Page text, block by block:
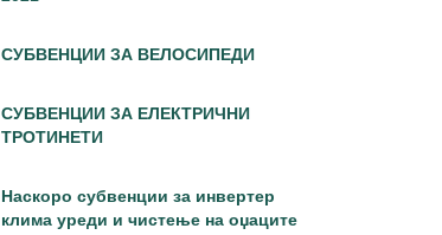
СУБВЕНЦИИ ЗА ВЕЛОСИПЕДИ
СУБВЕНЦИИ ЗА ЕЛЕКТРИЧНИ
ТРОТИНЕТИ
Наскоро субвенции за инвертер
клима уреди и чистење на оџаците